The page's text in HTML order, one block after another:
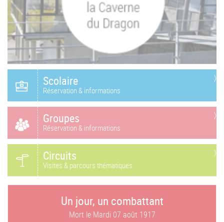
Scolaire
Réservation & informations
Groupes
Réservation & informations
Circuits
Visites & parcours thématiques
Un jour, un combattant
Mort le Mardi 07 août 1917